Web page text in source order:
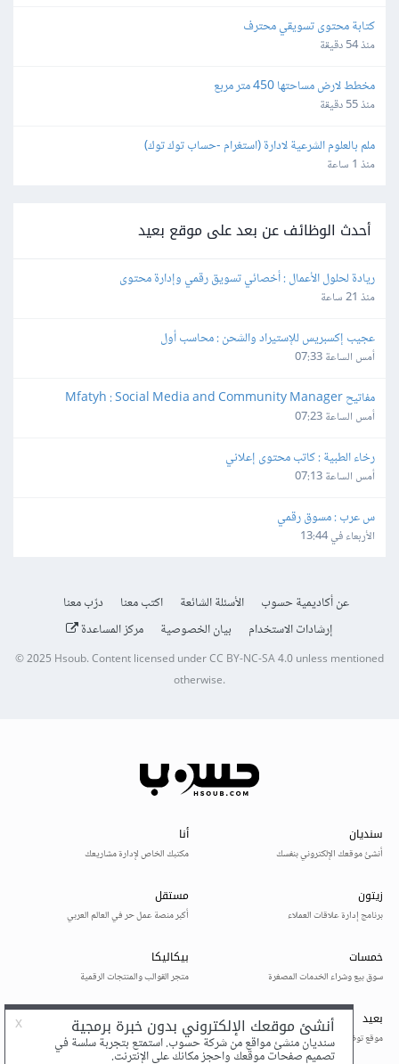
كتابة محتوى تسويقي محترف
منذ 54 دقيقة
مخطط لارض مساحتها 450 متر مربع
منذ 55 دقيقة
ملم بالعلوم الشرعية لادارة (استغرام -حساب توك توك)
منذ 1 ساعة
أحدث الوظائف عن بعد على موقع بعيد
ريادة لحلول الأعمال : أخصائي تسويق رقمي وإدارة محتوى
منذ 21 ساعة
عجيب إكسبريس للإستيراد والشحن : محاسب أول
أمس الساعة 07:33
مفاتيح Mfatyh : Social Media and Community Manager
أمس الساعة 07:23
رخاء الطبية : كاتب محتوى إعلاني
أمس الساعة 07:13
س عرب : مسوق رقمي
الأربعاء في 13:44
عن أكاديمية حسوب الأسئلة الشائعة اكتب معنا
درّب معنا
إرشادات الاستخدام
بيان الخصوصية مركز المساعدة
© 2025 Hsoub.Content licensed underCC BY-NC-SA 4.0unless mentioned
otherwise.